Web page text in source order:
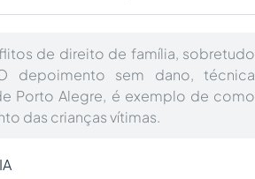
de direito de família, sobretudo
depoimento sem dano, técnica
Porto Alegre, é exemplo de como
das crianças vítimas.